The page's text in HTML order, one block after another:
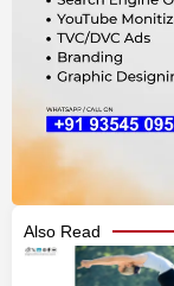
Also Read